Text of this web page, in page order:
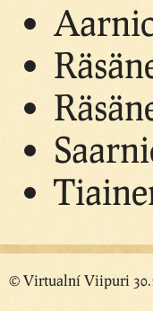
© Virtualní Viipuri